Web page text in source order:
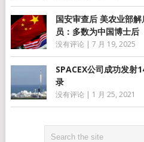
国安审查后 美农业部
员：多数为中国博士后
没有评论 | 7 月 19, 2025
SPACEX公司成功发射
录
没有评论 | 1 月 25, 2021